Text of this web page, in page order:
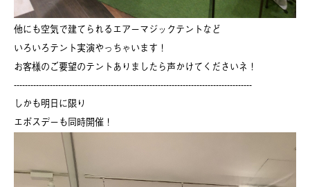
他にも空気で建てられるエアーマジックテントなど
いろいろテント実演やっちゃいます！
お客様のご要望のテントありましたら声かけてくださいネ！
--------------------------------------------------------------------------------------
しかも明日に限り
エポスデーも同時開催！